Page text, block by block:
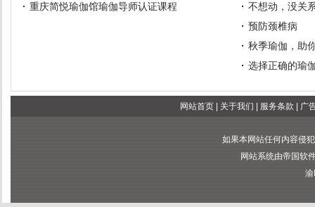
重庆简悦瑜伽馆瑜伽导师认证课程
不想动，没关
预防颈椎病
秋季瑜伽，助
选择正确的瑜
网站首页| 关于我们 服务条款 广
如果本网站任何内容侵
网站系统由帝国软